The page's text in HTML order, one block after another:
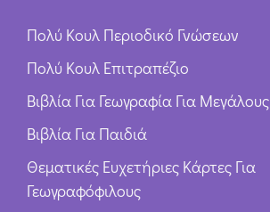
Πολύ Κουλ Περιοδικό Γνώσεων
Πολύ Κουλ Επιτραπέζιο
Βιβλία Για Γεωγραφία Για Μεγάλους
Βιβλία Για Παιδιά
Θεματικές Ευχετήριες Κάρτες Για
Γεωγραφόφιλους